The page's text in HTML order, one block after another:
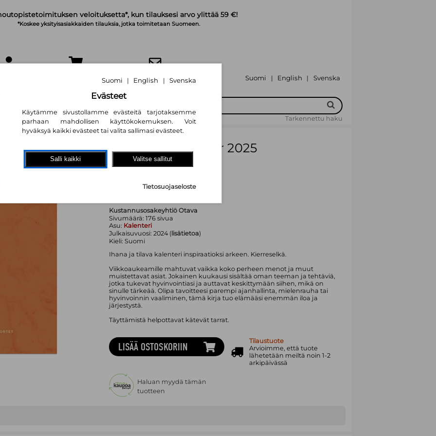
veloituksetta*, kun tilauksesi arvo ylittää 59 €!
*Koskee yksityisasiakkaiden tilauksia, jotka toimitetaan Suomeen.
TILAA UUTISKIRJE Suomi | English | Svenska
Tarkennettu haku
Arjen onni planner 2025
Maria Kangaskortet
22,00 €
Kustannusosakeyhtiö Otava
Sivumäärä: 176sivua
Asu: Kalenteri
Julkaisuvuosi: 2024 (lisätietoa)
Kieli: Suomi
Ihana ja tilava kalenteri inspiraatioksi arkeen. Kierreselkä.
Viikkoaukeamille mahtuvat vaikka koko perheen menot ja muut
muistettavat asiat. Jokainen kuukausi sisältää oman teeman ja tehtäviä,
jotka tukevat hyvinvointiasi ja auttavat keskittymään siihen, mikä on
sinulle tärkeää. Olipa tavoitteesi parempi ajanhallinta, mielenrauha tai
hyvinvoinnin vaaliminen, tämä kirja tuo elämääsi enemmän iloa ja
järjestystä.
Täyttämistä helpottavat kätevät tarrat.
LISÄÄ OSTOSKORIIN
Tilaustuote
Arvioimme, että tuote
lähetetään meiltä noin 1-2
arkipäivässä
Haluan myydä tämän
tuotteen
Suomi | English | Svenska
Evästeet
Käytämme sivustollamme evästeitä tarjotaksemme
parhaan mahdollisen käyttökokemuksen. Voit
hyväksyä kaikki evästeet tai valita sallimasi evästeet.
Salli kaikki Valitse sallitut
Tietosuojaseloste